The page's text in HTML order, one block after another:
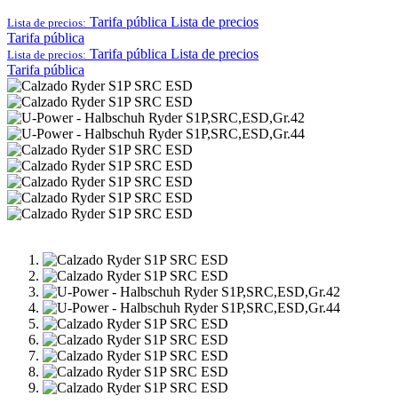
Lista de precios: Tarifa pública Lista de precios
Tarifa pública
Lista de precios: Tarifa pública Lista de precios
Tarifa pública